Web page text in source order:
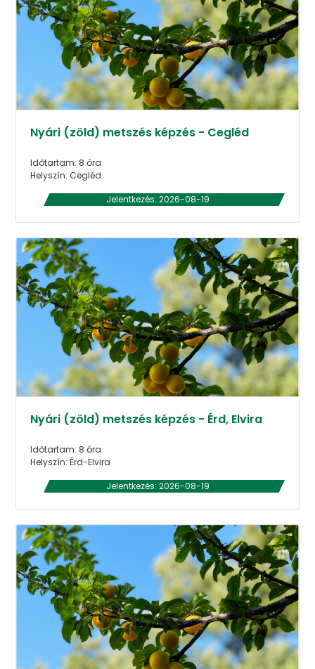
Nyári (zöld) metszés képzés - Cegléd
Időtartam: 8 óra
Helyszín: Cegléd
Jelentkezés: 2026-08-19
Nyári (zöld) metszés képzés - Érd, Elvira
Időtartam: 8 óra
Helyszín: Érd-Elvira
Jelentkezés: 2026-08-19